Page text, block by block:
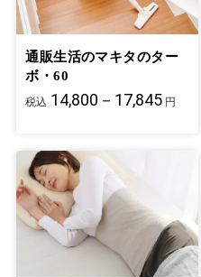
通販生活のマキタのター
ボ・60
税込 14,800－17,845 円